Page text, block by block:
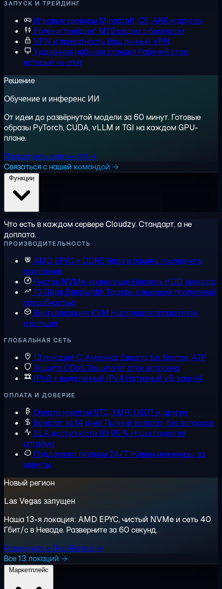
ЗАПУСК И ТРЕЙДИНГ
Игровые серверы Minecraft, CS, ARK и другое
Forex и трейдинг MT5 рядом с брокером
VPN и приватностьВаш личный VPN
Удалённая рабочая станцияРабочий стол,
который не спит
Решение
Обучение и инференс ИИ
От идеи до развёрнутой модели за 60 минут. Готовые
образы PyTorch, CUDA, vLLM и TGI на каждом GPU-
плане.
Посмотреть задачи ИИ →
Связаться с нашей командой →
Что есть в каждом сервере Cloudzy. Стандарт, а не
доплата.
ПРОИЗВОДИТЕЛЬНОСТЬ
AMD EPYC + DDR5 Ядра и память последнего
поколения
Чистое NVMe-хранилищеНикаких HDD, никогда
10 Gbps Bandwidth Тарифы с высокой пропускной
способностью
Виртуализация KVM Настоящая аппаратная
изоляция
ГЛОБАЛЬНАЯ СЕТЬ
13 локаций С. Америка, Европа, Бл. Восток, АТР
Защита DDoS Защита от атак встроена
IPv6 + выделенный IPv4 Нативный v6, ваш v4
ОПЛАТА И ДОВЕРИЕ
Оплата криптой BTC, XMR, USDT и другие
Возврат за 14 дней Полный возврат, без вопросов
SLA доступности 99,95 % Наша гарантия
аптайма
Поддержка людьми 24/7Живые инженеры, за
минуты
Новый регион
Las Vegas запущен
Наша 13-я локация: AMD EPYC, чистый NVMe и сеть 40
Гбит/с в Неваде. Разверните за 60 секунд.
Развернуть в Лас-Вегасе →
Все 13 локаций →